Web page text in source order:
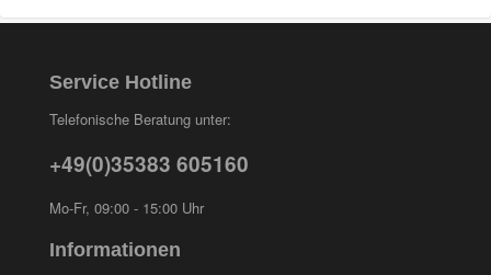
Service Hotline
Telefonische Beratung unter:
+49(0)35383 605160
Mo-Fr, 09:00 - 15:00 Uhr
Informationen